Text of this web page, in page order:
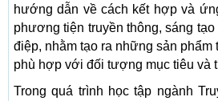
hướng dẫn về cách kết hợp và
phương tiện truyền thông, sáng
điệp, nhằm tạo ra những sản phẩm
phù hợp với đối tượng mục tiêu và
Trong quá trình học tập ngành